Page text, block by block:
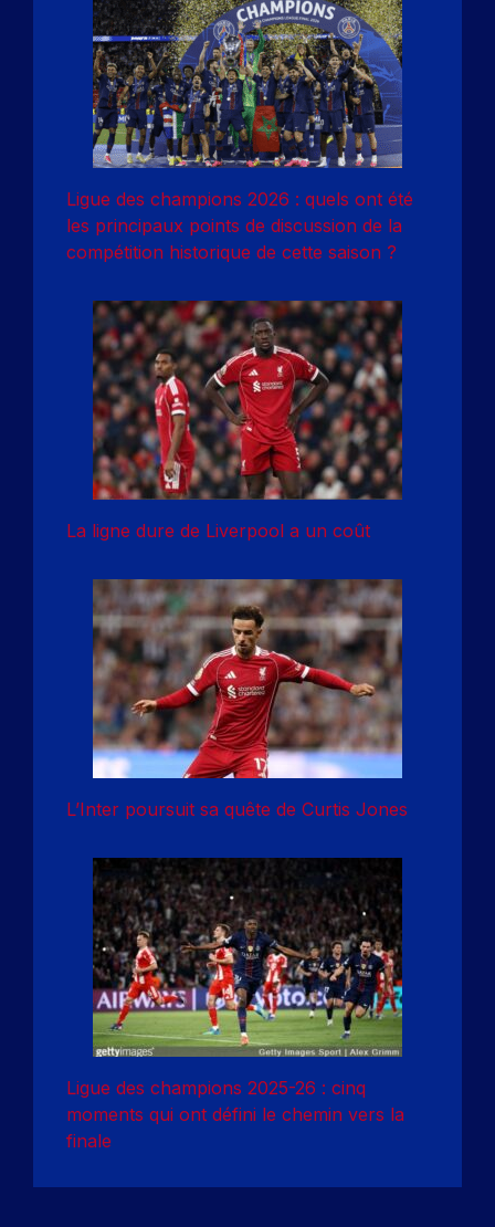
Ligue des champions 2026 : quels ont été
les principaux points de discussion de la
compétition historique de cette saison ?
La ligne dure de Liverpool a un coût
L’Inter poursuit sa quête de Curtis Jones
Ligue des champions 2025-26 : cinq
moments qui ont défini le chemin vers la
finale